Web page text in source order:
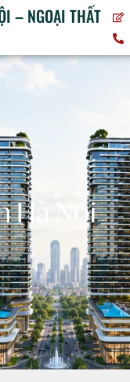
– NGOẠI THẤT
Hà Nội